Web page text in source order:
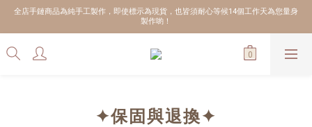
全店手鏈商品為純手工製作，即使標示為現貨，也皆須耐心等候14個工作天為您量身
製作喲！
✦保固與退換✦